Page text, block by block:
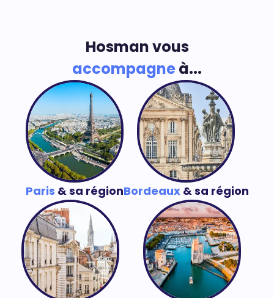
Hosman vous
accompagneà...
Paris & sa régionBordeaux& sa région